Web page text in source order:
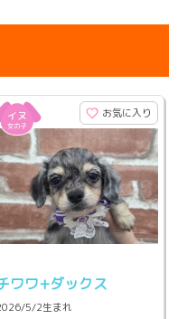
お気に入り
ワワ+ダックス
5/2生まれ